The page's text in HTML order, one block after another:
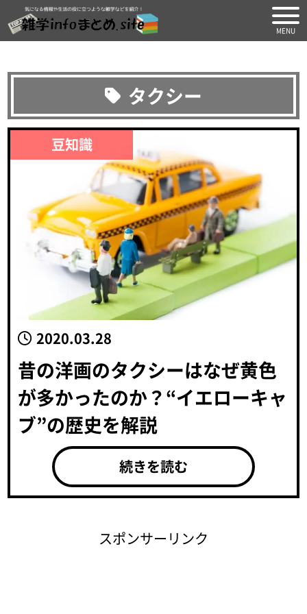
気になる情報や生活
タクシー
豆知識
2020.03.28
昔の洋画のタクシーはなぜ黄色
が多かったのか？“イエローキャ
ブ”の歴史を解説
続きを読む
スポンサーリンク